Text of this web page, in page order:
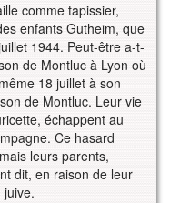
comme tapissier,
enfants Gutheim, que
1944. Peut-être a-t-
de Montluc à Lyon où
18 juillet à son
de Montluc. Leur vie
échappent au
Ce hasard
leurs parents,
dit, en raison de leur